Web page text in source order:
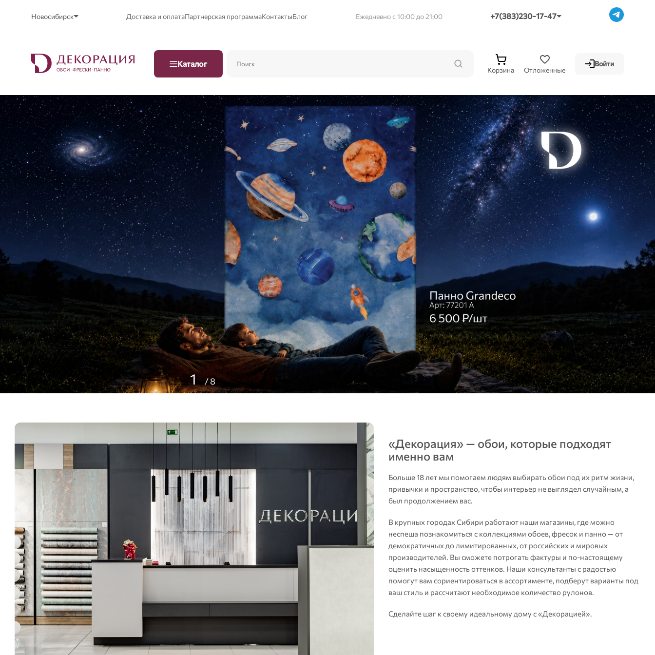
Новосибирск Доставка и оплатаПартнерская программаКонтактыБлог Ежедневно с 10:00 до 21:00 +7(383)230-17-47
Каталог
Отложенные
Корзина
Войти
1 /8
«Декорация» — обои, которые подходят
именно вам
Больше 18 лет мы помогаем людям выбирать обои под их ритм жизни,
привычки и пространство, чтобы интерьер не выглядел случайным, а
был продолжением вас.
В крупных городах Сибири работают наши магазины, где можно
неспеша познакомиться с коллекциями обоев, фресок и панно — от
демократичных до лимитированных, от российских и мировых
производителей. Вы сможете потрогать фактуры и по-настоящему
оценить насыщенность оттенков. Наши консультанты с радостью
помогут вам сориентироваться в ассортименте, подберут варианты под
ваш стиль и рассчитают необходимое количество рулонов.
Сделайте шаг к своему идеальному дому с «Декорацией».